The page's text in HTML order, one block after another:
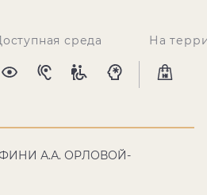
среда На
А.А. ОРЛОВОЙ-